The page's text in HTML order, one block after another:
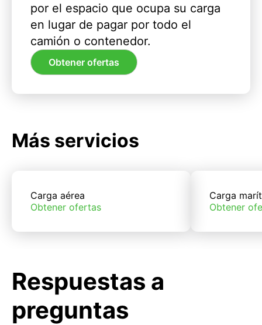
por el espacio que ocupa su carga
en lugar de pagar por todo el
camión o contenedor.
Obtener ofertas
Más servicios
Carga aérea
Obtener ofertas
Carga
Obtener
Respuestas a
preguntas